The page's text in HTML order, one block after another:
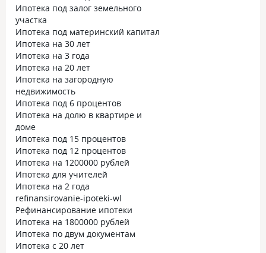
Ипотека под залог земельного
участка
Ипотека под материнский капитал
Ипотека на 30 лет
Ипотека на 3 года
Ипотека на 20 лет
Ипотека на загородную
недвижимость
Ипотека под 6 процентов
Ипотека на долю в квартире и
доме
Ипотека под 15 процентов
Ипотека под 12 процентов
Ипотека на 1200000 рублей
Ипотека для учителей
Ипотека на 2 года
refinansirovanie-ipoteki-wl
Рефинансирование ипотеки
Ипотека на 1800000 рублей
Ипотека по двум документам
Ипотека с 20 лет